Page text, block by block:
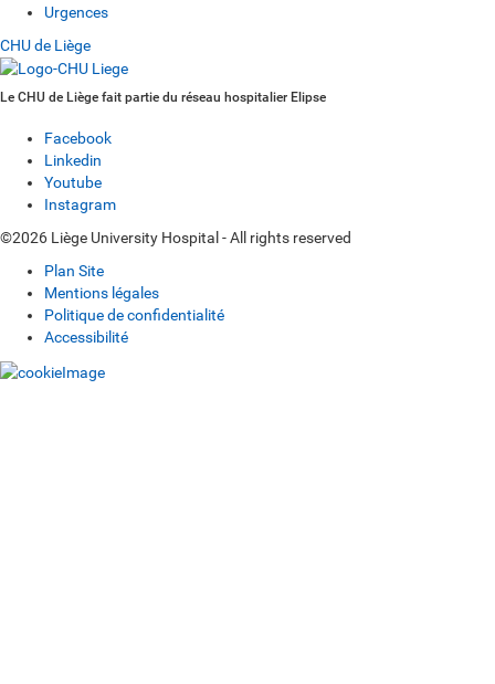
Urgences
CHU de Liège
Le CHU de Liège fait partie du réseau hospitalier Elipse
Facebook
Linkedin
Youtube
Instagram
©2026 Liège University Hospital - All rights reserved
Plan Site
Mentions légales
Politique de confidentialité
Accessibilité